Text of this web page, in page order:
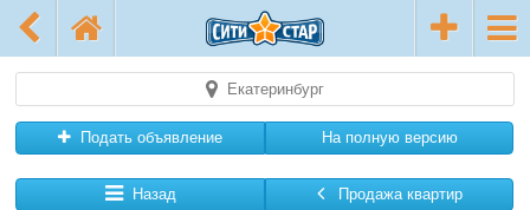
Екатеринбург
Подать объявление На полную версию
Назад Продажа квартир